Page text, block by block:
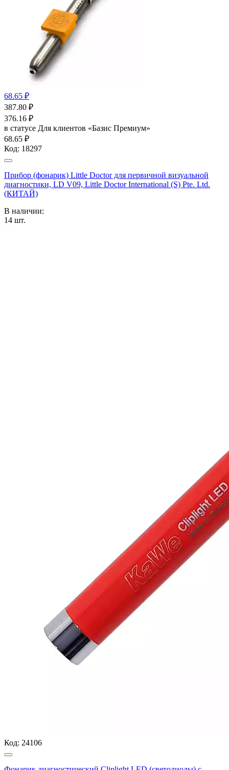
68.65 ₽
387.80 ₽
376.16 ₽
в статусе Для клиентов «Базис Премиум»
68.65 ₽
Код: 18297
Прибор (фонарик) Little Doctor для первичной визуальной
диагностики, LD V09, Little Doctor International (S) Pte. Ltd.
(КИТАЙ)
В наличии:
14 шт.
Код: 24106